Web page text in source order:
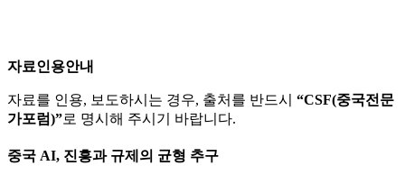
자료인용안내
자료를 인용, 보도하시는 경우, 출처를 반드시 “CSF(중국전문
가포럼)”로 명시해 주시기 바랍니다.
중국 AI, 진흥과 규제의 균형 추구